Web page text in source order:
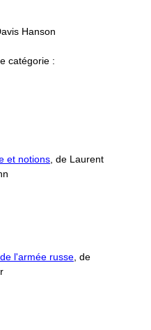
Hanson
catégorie :
et notions , de Laurent
l'armée russe , de